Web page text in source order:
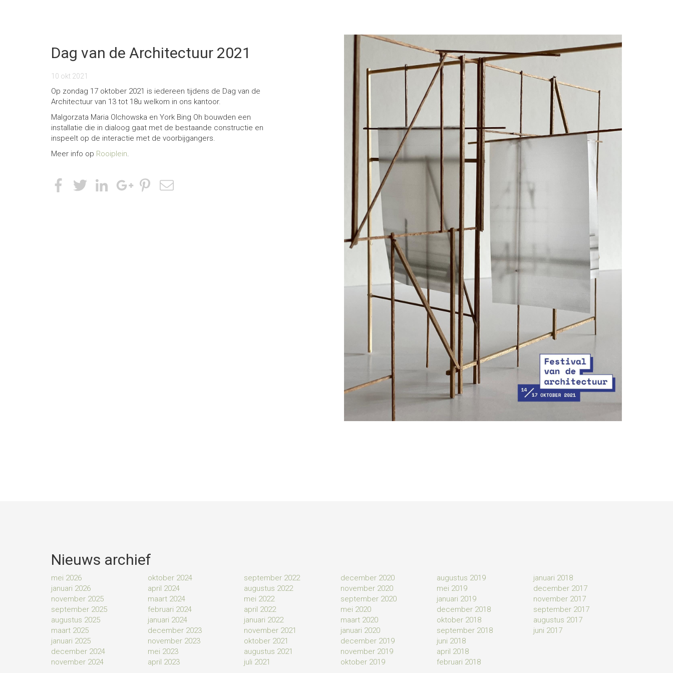
Dag van de Architectuur 2021
10 okt 2021
Op zondag 17 oktober 2021 is iedereen tijdens de Dag van de
Architectuur van 13 tot 18u welkom in ons kantoor.
Malgorzata Maria Olchowska en York Bing Oh bouwden een
installatie die in dialoog gaat met de bestaande constructie en
inspeelt op de interactie met de voorbijgangers.
Meer info op Rooiplein.
Nieuws archief
mei 2026
januari 2026
november 2025
september 2025
augustus 2025
maart 2025
januari 2025
december 2024
november 2024
oktober 2024
april 2024
maart 2024
februari 2024
januari 2024
december 2023
november 2023
mei 2023
april 2023
september 2022
augustus 2022
mei 2022
april 2022
januari 2022
november 2021
oktober 2021
augustus 2021
juli 2021
december 2020
november 2020
september 2020
mei 2020
maart 2020
januari 2020
december 2019
november 2019
oktober 2019
augustus 2019
mei 2019
januari 2019
december 2018
oktober 2018
september 2018
juni 2018
april 2018
februari 2018
januari 2018
december 2017
november 2017
september 2017
augustus 2017
juni 2017